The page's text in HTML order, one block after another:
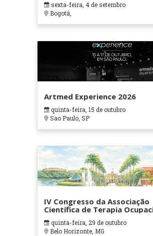
sexta-feira, 4 de setembro
Bogotá,
Artmed Experience 2026
quinta-feira, 15 de outubro
Sao Paulo, SP
IV Congresso da Associação
Científica de Terapia
em Contextos Hospitalares e
Cuidados Paliativos -
quinta-feira, 29 de outubro
Belo Horizonte, MG